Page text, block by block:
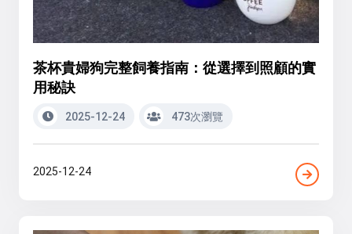
茶杯貴婦狗完整飼養指南：從選擇到照顧的實
用秘訣
2025-12-24 473次瀏覽
2025-12-24